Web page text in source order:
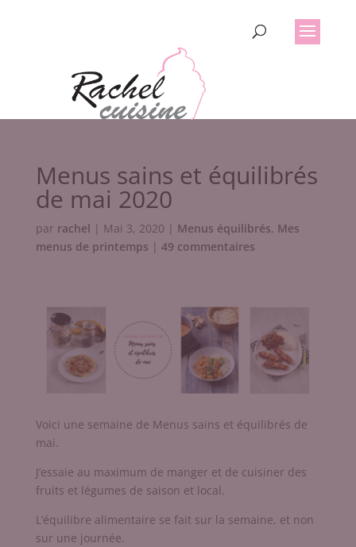
Menus sains et équilibrés
de mai 2020
par rachel | Mai 3, 2020 | Menus équilibrés, Mes
menus de printemps | 49 commentaires
Voici une semaine de Menus sains et équilibrés de
mai.
J’essaie au maximum de manger et de cuisiner des
fruits et légumes de saison et local.
L’équilibre alimentaire se fait sur la semaine, et non
sur une journée.